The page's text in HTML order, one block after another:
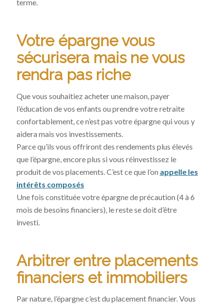
terme.
Votre épargne vous
sécurisera mais ne vous
rendra pas riche
Que vous souhaitiez acheter une maison, payer
l’éducation de vos enfants ou prendre votre retraite
confortablement, ce n’est pas votre épargne qui vous y
aidera mais vos investissements.
Parce qu’ils vous offriront des rendements plus élevés
que l’épargne, encore plus si vous réinvestissez le
produit de vos placements. C’est ce que l’on appelle les
intérêts composés
Une fois constituée votre épargne de précaution (4 à 6
mois de besoins financiers), le reste se doit d’être
investi.
Arbitrer entre placements
financiers et immobiliers
Par nature, l’épargne c’est du placement financier. Vous